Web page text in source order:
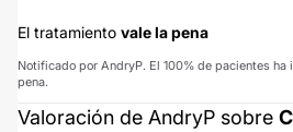
El tratamiento vale la pena
Notificado por AndryP. El 100% de pacientes ha
pena.
Valoración de AndryP sobre